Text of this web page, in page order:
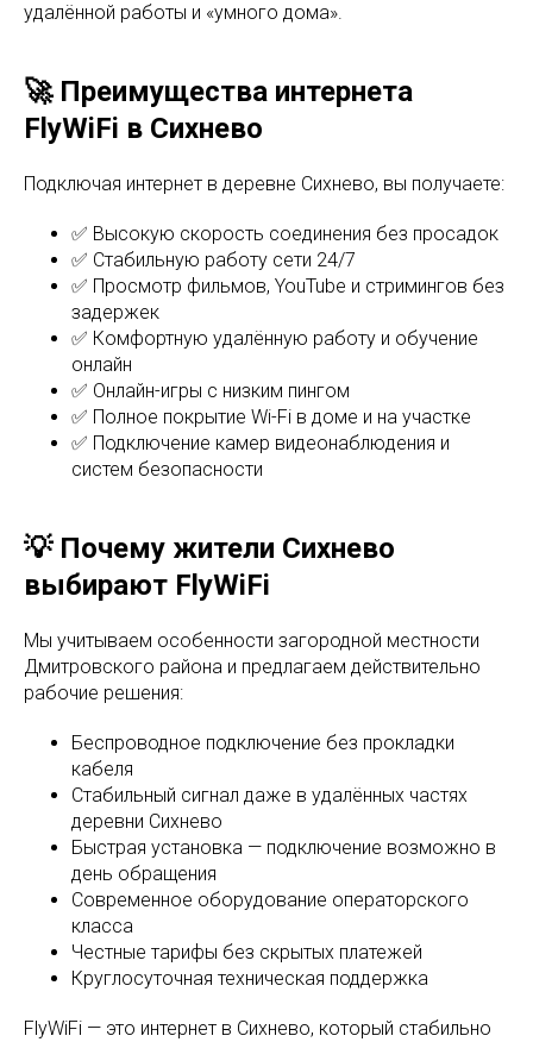
удалённой работы и «умного дома».
🚀 Преимущества интернета
FlyWiFi в Сихнево
Подключая интернет в деревне Сихнево, вы получаете:
✅ Высокую скорость соединения без просадок
✅ Стабильную работу сети 24/7
✅ Просмотр фильмов, YouTube и стримингов без
задержек
✅ Комфортную удалённую работу и обучение
онлайн
✅ Онлайн-игры с низким пингом
✅ Полное покрытие Wi-Fi в доме и на участке
✅ Подключение камер видеонаблюдения и
систем безопасности
💡 Почему жители Сихнево
выбирают FlyWiFi
Мы учитываем особенности загородной местности
Дмитровского района и предлагаем действительно
рабочие решения:
Беспроводное подключение без прокладки
кабеля
Стабильный сигнал даже в удалённых частях
деревни Сихнево
Быстрая установка — подключение возможно в
день обращения
Современное оборудование операторского
класса
Честные тарифы без скрытых платежей
Круглосуточная техническая поддержка
FlyWiFi — это интернет в Сихнево, который стабильно